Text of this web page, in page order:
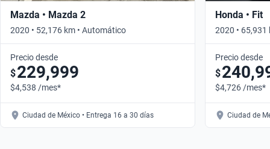
Mazda • Mazda 2
2020 • 52,176 km • Automático
Precio desde
$229,999
$4,538 /mes*
Ciudad de México • Entrega 16 a 30 días
Honda • Fit
2020 •
Precio desde
$
$4,726 /mes*
Ciudad de